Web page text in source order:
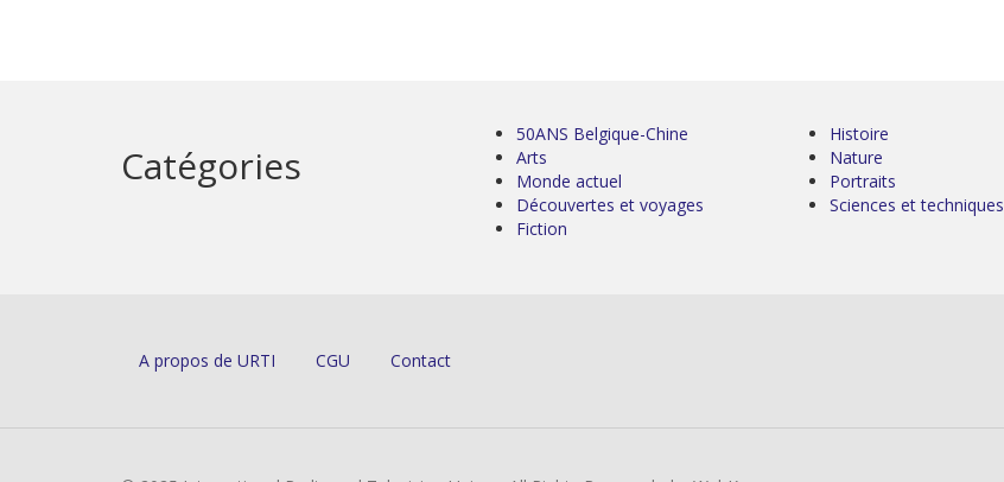
Catégories
50ANS Belgique-Chine
Arts
Monde actuel
Découvertes et voyages
Fiction
Histoire
Nature
Portraits
Sciences et techniques
A propos de URTI CGU Contact